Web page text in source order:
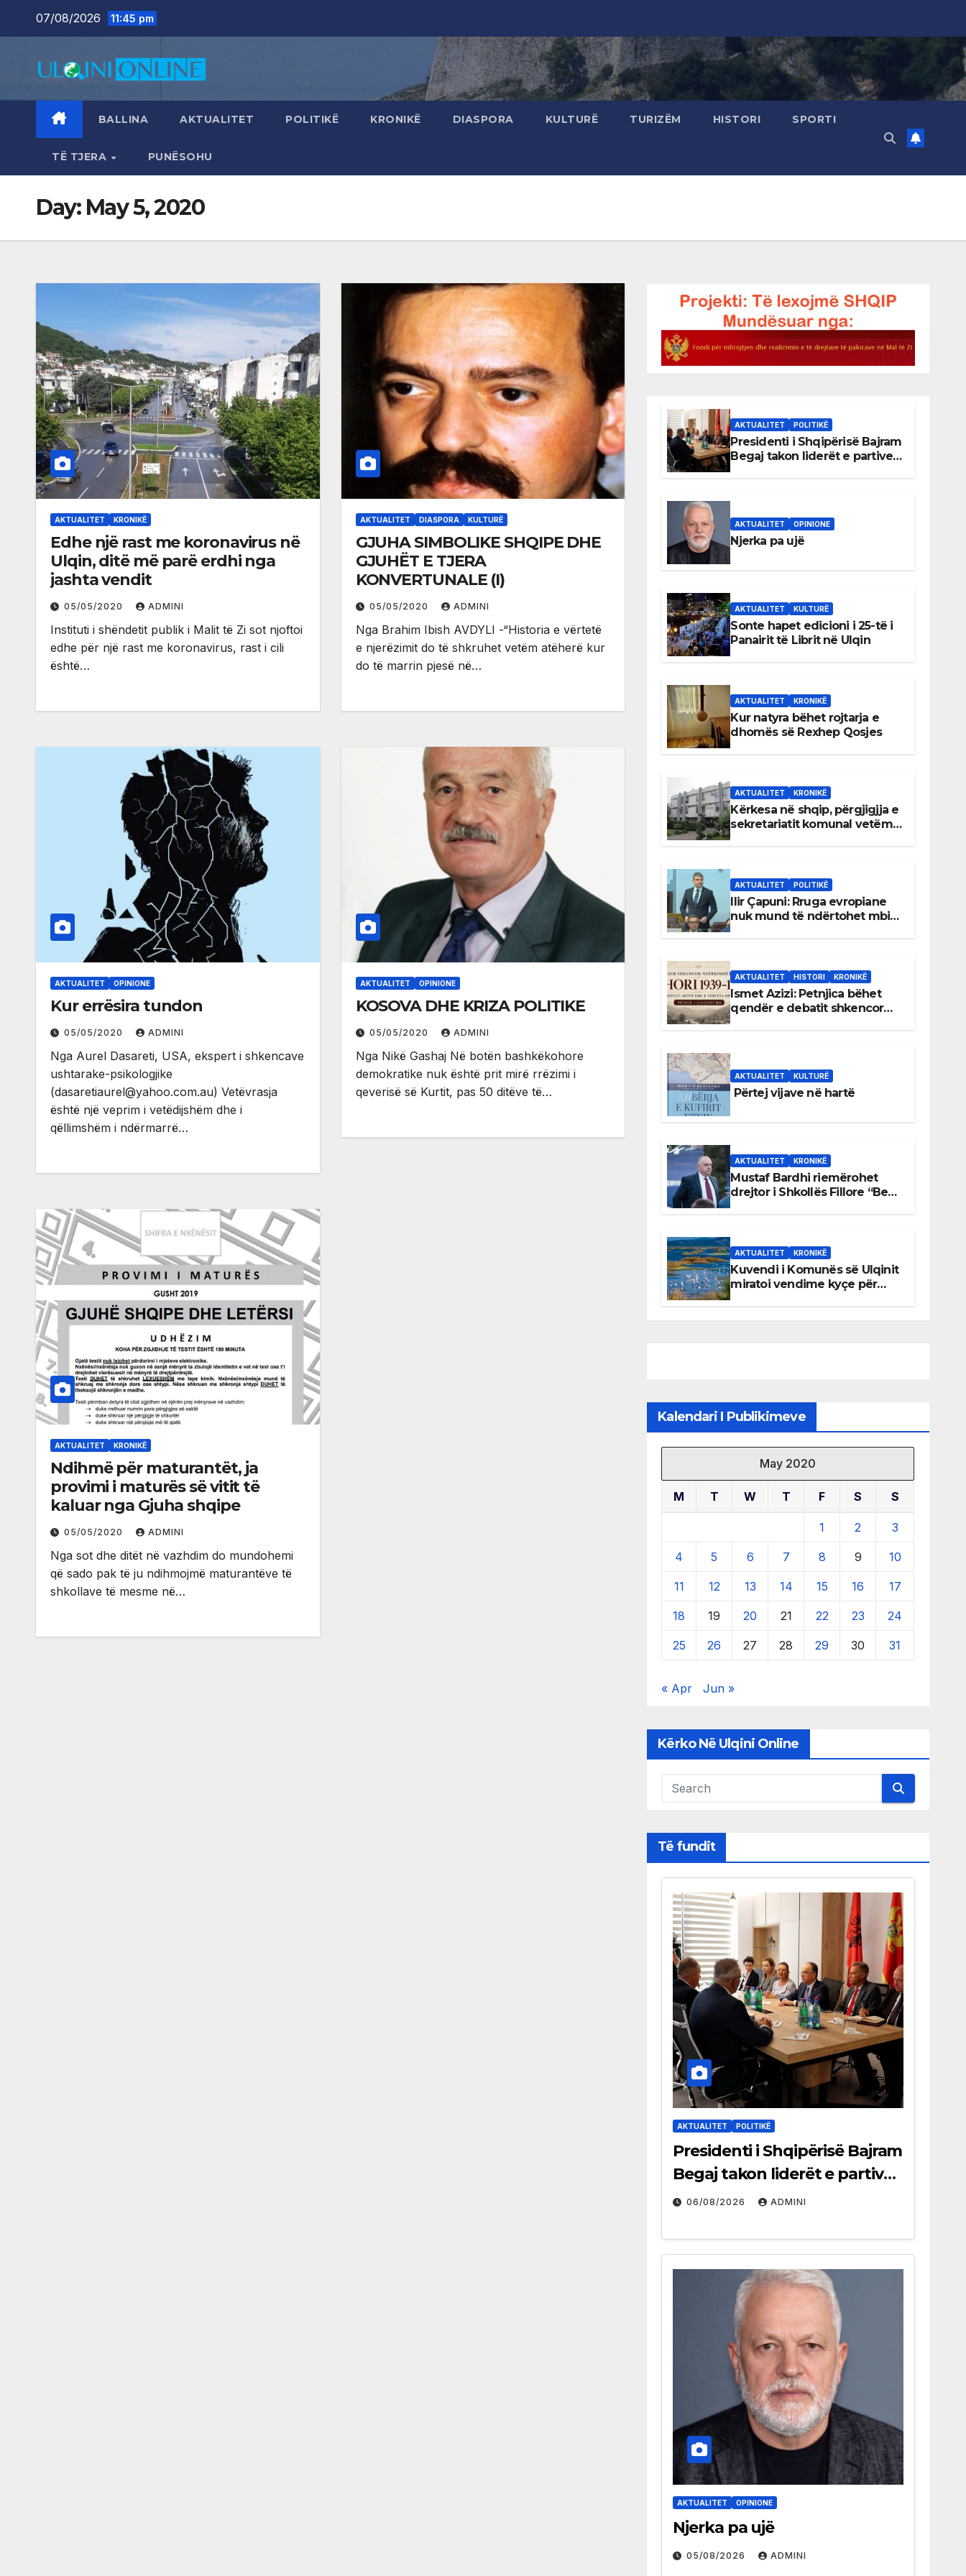
07/08/2026 11:45 pm
BALLINA AKTUALITET POLITIKË KRONIKË DIASPORA KULTURË TURIZËM HISTORI SPORTI
TË TJERA PUNËSOHU
Day: May 5, 2020
AKTUALITET KRONIKË
Edhe një rast me koronavirus në
Ulqin, ditë më parë erdhi nga
jashta vendit
05/05/2020 ADMINI
Instituti i shëndetit publik i Malit të Zi sot njoftoi
edhe për një rast me koronavirus, rast i cili
është…
AKTUALITET DIASPORA KULTURË
GJUHA SIMBOLIKE SHQIPE DHE
GJUHËT E TJERA
KONVERTUNALE (I)
05/05/2020 ADMINI
Nga Brahim Ibish AVDYLI -“Historia e vërtetë
e njerëzimit do të shkruhet vetëm atëherë kur
do të marrin pjesë në…
AKTUALITET OPINIONE
Kur errësira tundon
05/05/2020 ADMINI
Nga Aurel Dasareti, USA, ekspert i shkencave
ushtarake-psikologjike
(dasaretiaurel@yahoo.com.au) Vetëvrasja
është një veprim i vetëdijshëm dhe i
qëllimshëm i ndërmarrë…
AKTUALITET OPINIONE
KOSOVA DHE KRIZA POLITIKE
05/05/2020 ADMINI
Nga Nikë Gashaj Në botën bashkëkohore
demokratike nuk është prit mirë rrëzimi i
qeverisë së Kurtit, pas 50 ditëve të…
AKTUALITET KRONIKË
Ndihmë për maturantët, ja
provimi i maturës së vitit të
kaluar nga Gjuha shqipe
05/05/2020 ADMINI
Nga sot dhe ditët në vazhdim do mundohemi
që sado pak të ju ndihmojmë maturantëve të
shkollave të mesme në…
AKTUALITET POLITIKË
Presidenti i Shqipërisë Bajram
Begaj takon liderët e partive
AKTUALITET OPINIONE
Njerka pa ujë
AKTUALITET KULTURË
Sonte hapet edicioni i 25-të i
Panairit të Librit në Ulqin
AKTUALITET KRONIKË
Kur natyra bëhet rojtarja e
dhomës së Rexhep Qosjes
AKTUALITET KRONIKË
Kërkesa në shqip, përgjigjja e
sekretariatit komunal vetëm
AKTUALITET POLITIKË
Ilir Çapuni: Rruga evropiane
nuk mund të ndërtohet mbi
AKTUALITET HISTORI KRONIKË
Ismet Azizi: Petnjica bëhet
qendër e debatit shkencor
AKTUALITET KULTURË
Përtej vijave në hartë
AKTUALITET KRONIKË
Mustaf Bardhi riemërohet
drejtor i Shkollës Fillore “Bedri
AKTUALITET KRONIKË
Kuvendi i Komunës së Ulqinit
miratoi vendime kyçe për
Kalendari I Publikimeve
May 2020
M T W T F S S
1 2 3
4 5 6 7 8 9 10
11 12 13 14 15 16 17
18 19 20 21 22 23 24
25 26 27 28 29 30 31
« Apr Jun »
Kërko Në Ulqini Online
Të fundit
AKTUALITET POLITIKË
Presidenti i Shqipërisë Bajram
Begaj takon liderët e partive
shqiptare në Ulqin
06/08/2026 ADMINI
AKTUALITET OPINIONE
Njerka pa ujë
05/08/2026 ADMINI